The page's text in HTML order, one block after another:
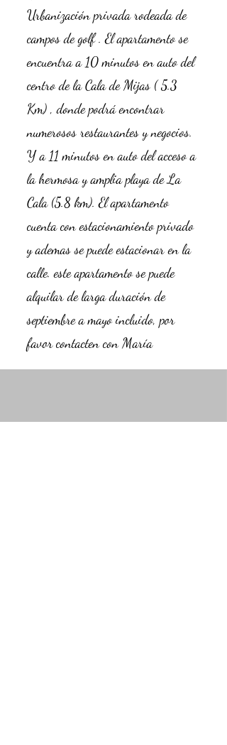
Urbanización privada rodeada de
campos de golf . El apartamento se
encuentra a 10 minutos en auto del
centro de la Cala de Mijas ( 5.3
Km) , donde podrá encontrar
numerosos restaurantes y negocios.
Y a 11 minutos en auto del acceso a
la hermosa y amplia playa de La
Cala (5.8 km). El apartamento
cuenta con estacionamiento privado
y ademas se puede estacionar en la
calle. este apartamento se puede
alquilar de larga duración de
septiembre a mayo incluido, por
favor contacten con María